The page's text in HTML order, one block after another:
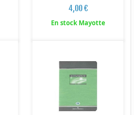
4,00 €
En stock Mayotte